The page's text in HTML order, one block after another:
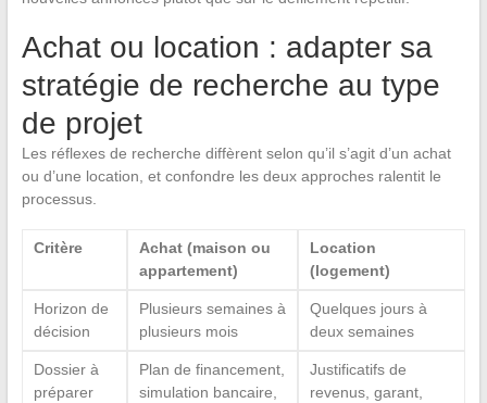
Achat ou location : adapter sa
stratégie de recherche au type
de projet
Les réflexes de recherche diffèrent selon qu’il s’agit d’un achat
ou d’une location, et confondre les deux approches ralentit le
processus.
Critère
Achat (maison ou
appartement)
Location
(logement)
Horizon de
décision
Plusieurs semaines à
plusieurs mois
Quelques jours à
deux semaines
Dossier à
préparer
Plan de financement,
simulation bancaire,
Justificatifs de
revenus, garant,